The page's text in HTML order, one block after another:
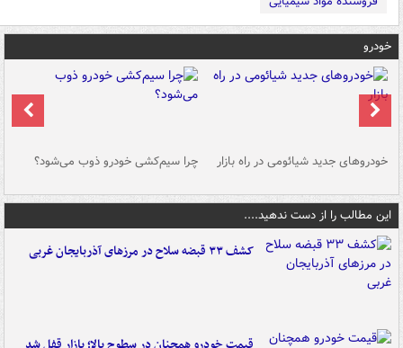
خودرو
خودروهای جدید شیائومی در راه بازار چرا سیم‌کشی خودرو ذوب می‌شود؟
این مطالب را از دست ندهید....
کشف ۳۳ قبضه سلاح در مرزهای آذربایجان غربی